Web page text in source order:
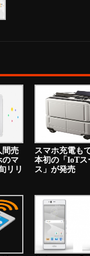
間売
のマ
リリ
スマホ充電も
本初の「IoTス
ス」が発売